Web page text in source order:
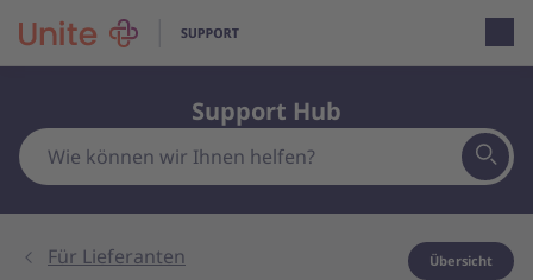
Support Hub
Für Lieferanten Übersicht